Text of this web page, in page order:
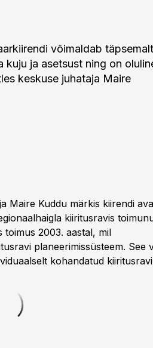
võimaldab täpsemalt
kuju ja asetsust ning on
keskuse juhataja Maire
Maire Kuddu märkis kiirendi
kiiritusravis
toimus 2003. aastal, mil
planeerimissüsteem. See
kohandatud